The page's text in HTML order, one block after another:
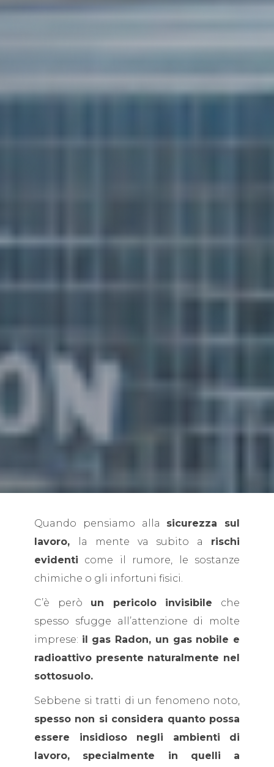
Quando pensiamo alla sicurezza sul
lavoro,
la mente va subito a rischi
evidenti come il rumore, le sostanze
chimiche o gli infortuni fisici.
C’è però un pericolo invisibile che
spesso sfugge all’attenzione di molte
imprese: il gas Radon, un gas nobile e
radioattivo presente naturalmente nel
sottosuolo.
Sebbene si tratti di un fenomeno noto,
spesso non si considera quanto possa
essere insidioso negli ambienti di
lavoro, specialmente in quelli a